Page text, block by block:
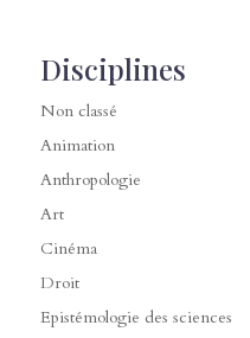
Disciplines
Non classé
Animation
Anthropologie
Art
Cinéma
Droit
Epistémologie des sciences